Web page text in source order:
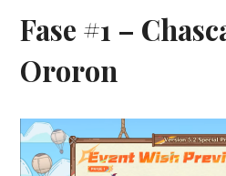
Fase #1 –
Ororon